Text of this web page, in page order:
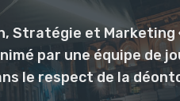
Stratégie et Marketing
par une équipe de
le respect de la